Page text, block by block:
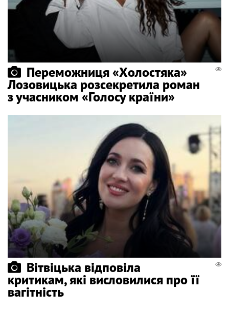
Переможниця «Холостяка»
Лозовицька розсекретила роман
з учасником «Голосу країни»
Вітвіцька відповіла
критикам, які висловилися про її
вагітність